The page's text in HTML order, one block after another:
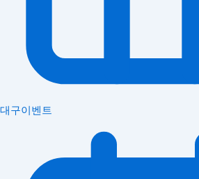
대구이벤트